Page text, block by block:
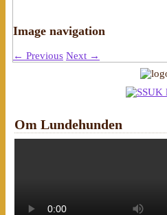
Image navigation
← Previous Next →
Om Lundehunden